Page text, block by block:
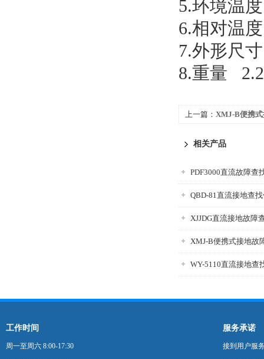
5.环境
6.相对
7.外形尺
8.重量
上一篇： XMJ-B便携
相关产品
PDF3000直流故障查
QBD-81直流接地查
XJJDG直流接地故障
XMJ-B便携式接地故
WY-5110直流接地查
工作时间
周一至周六 8:00-17:30
服务承诺
接到用户服